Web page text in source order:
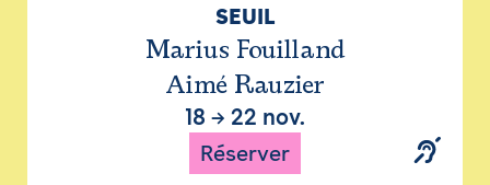
SEUIL
Marius Fouilland
Aimé Rauzier
18 → 22 nov.
Réserver